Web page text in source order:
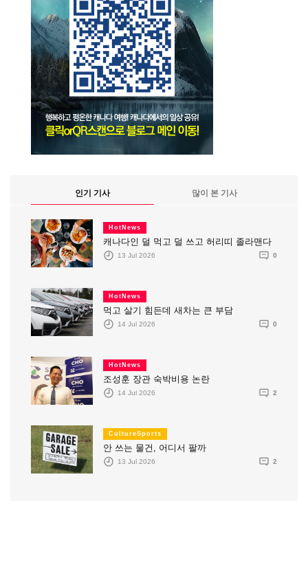
인기 기사 많이 본 기사
HotNews
캐나다인 덜 먹고 덜 쓰고 허리띠 졸라맨다
13 Jul 2026 0
HotNews
먹고 살기 힘든데 새차는 큰 부담
14 Jul 2026 0
HotNews
조성훈 장관 숙박비용 논란
14 Jul 2026 2
CultureSports
안 쓰는 물건, 어디서 팔까
13 Jul 2026 2